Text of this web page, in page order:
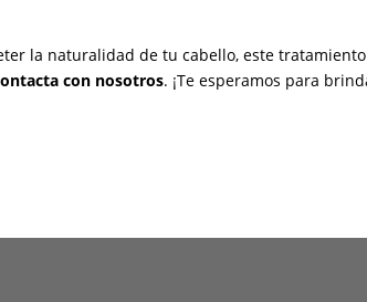
la naturalidad de tu cabello, este
con nosotros. ¡Te esperamos para